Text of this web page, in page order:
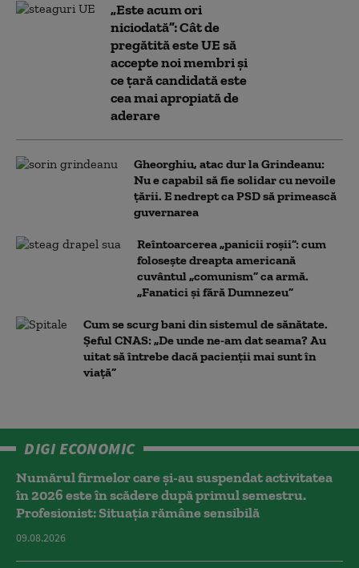
„Este acum ori
niciodată”: Cât de
pregătită este UE să
accepte noi membri și
ce țară candidată este
cea mai apropiată de
aderare
Gheorghiu, atac dur la Grindeanu:
Nu e capabil să fie solidar cu nevoile
țării. E nedrept ca PSD să primească
guvernarea
Reîntoarcerea „panicii roșii”: cum
folosește dreapta americană
cuvântul „comunism” ca armă.
„Fanatici și fără Dumnezeu”
Cum se scurg bani din sistemul de sănătate.
Șeful CNAS: „De unde ne-am dat seama? Au
uitat să întrebe dacă pacienții mai sunt în
viață”
DIGI ECONOMIC
Numărul firmelor care și-au suspendat activitatea
în 2026 este în scădere după primul semestru.
Profesionist: Situația rămâne sensibilă
09.08.2026